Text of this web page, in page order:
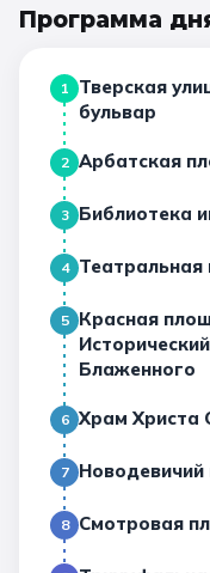
📚 ПО ПРЕДМЕТАМ
География
🏛️ МУЗЕИ
Все музеи
Дарвиновский
📍 ПО ГОРОДАМ
Москва
Подмосковье
Санкт-Петербург
Золотое кольцо
Программа
1
Тверская
бульвар
2 Арбатская
3 Библиотека
4
5
Красная
Блаженного
6 Храм Христа
7
8 Смотровая